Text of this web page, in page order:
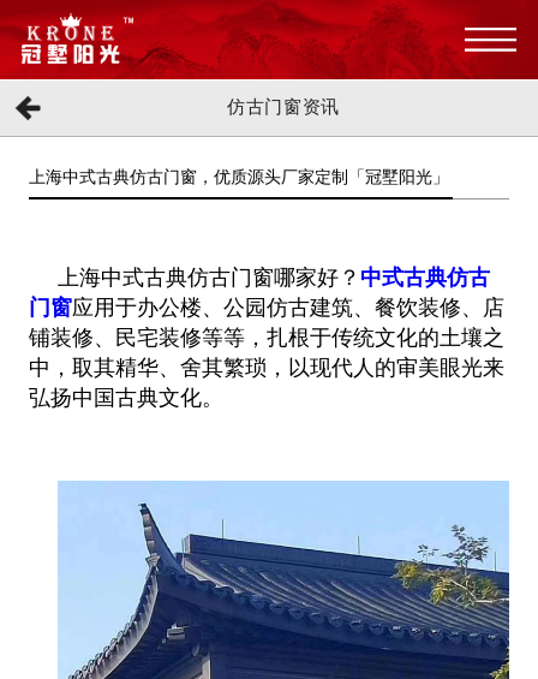
仿古门窗资讯
上海中式古典仿古门窗，优质源头厂家定制「冠墅阳光」
上海中式古典仿古门窗哪家好？ 中式古典仿古
门窗应用于办公楼、公园仿古建筑、餐饮装修、店
铺装修、民宅装修等等，扎根于传统文化的土壤之
中，取其精华、舍其繁琐，以现代人的审美眼光来
弘扬中国古典文化。